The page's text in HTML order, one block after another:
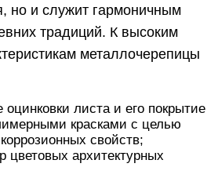
но и служит гармоничным
традиций. К высоким
металлочерепицы
оцинковки листа и его покрытие
красками с целью
свойств;
цветовых архитектурных